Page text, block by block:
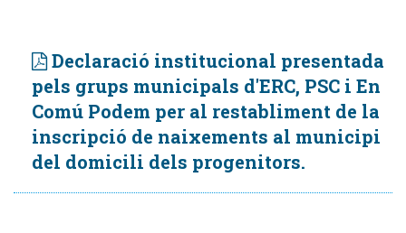
Declaració institucional presentada
pels grups municipals d'ERC, PSC i En
Comú Podem per al restabliment de la
inscripció de naixements al municipi
del domicili dels progenitors.